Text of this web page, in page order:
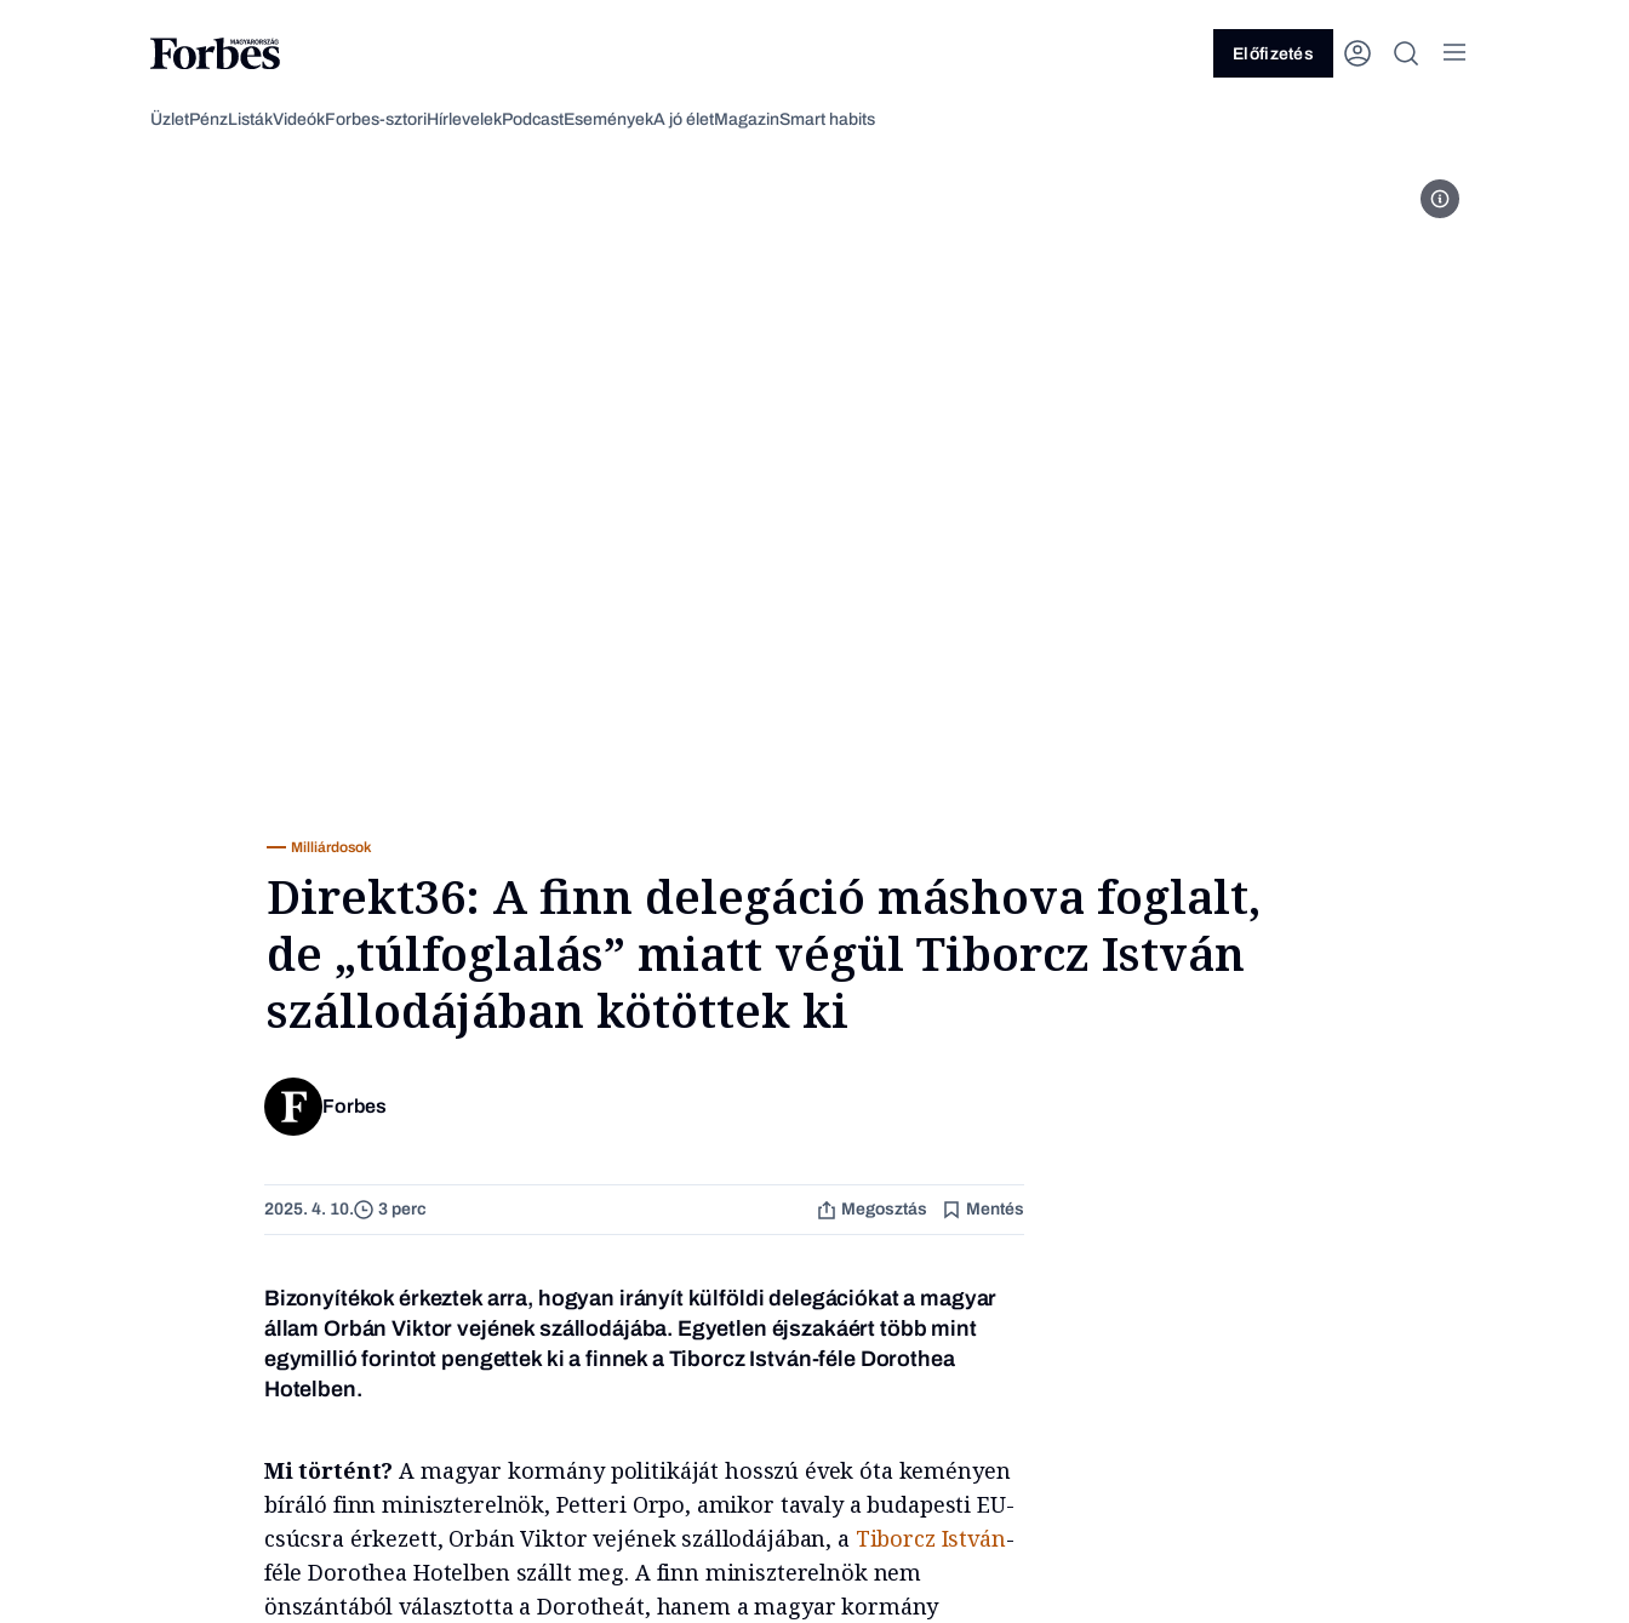
Előfizetés
ÜzletPénzListákVideókForbes-sztoriHírlevelekPodcastEseményekA jó életMagazinSmart habits
Fotó: BDPST
Milliárdosok
Direkt36: A finn delegáció máshova foglalt,
de „túlfoglalás” miatt végül Tiborcz István
szállodájában kötöttek ki
Forbes
2025. 4. 10. 3 perc Megosztás Mentés
Bizonyítékok érkeztek arra, hogyan irányít külföldi delegációkat a magyar
állam Orbán Viktor vejének szállodájába. Egyetlen éjszakáért több mint
egymillió forintot pengettek ki a finnek a Tiborcz István-féle Dorothea
Hotelben.
Mi történt? A magyar kormány politikáját hosszú évek óta keményen
bíráló finn miniszterelnök, Petteri Orpo, amikor tavaly a budapesti EU-
csúcsra érkezett, Orbán Viktor vejének szállodájában, a Tiborcz István-
féle Dorothea Hotelben szállt meg. A finn miniszterelnök nem
önszántából választotta a Dorotheát, hanem a magyar kormány